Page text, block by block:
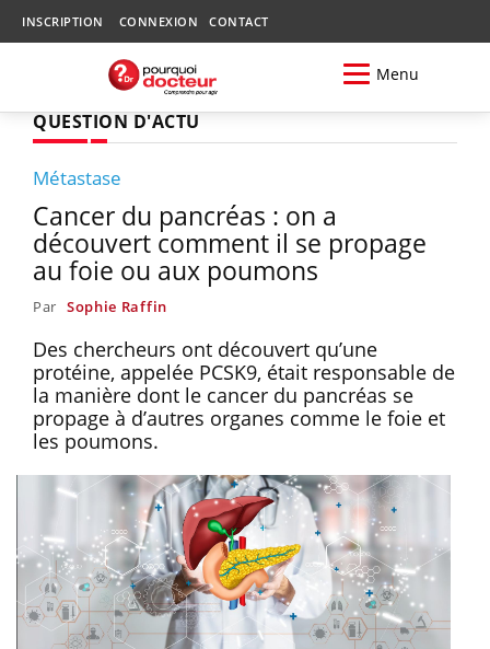
INSCRIPTION CONNEXION CONTACT
Menu
QUESTION D'ACTU
Métastase
Cancer du pancréas : on a
découvert comment il se propage
au foie ou aux poumons
Par Sophie Raffin
Des chercheurs ont découvert qu’une
protéine, appelée PCSK9, était responsable de
la manière dont le cancer du pancréas se
propage à d’autres organes comme le foie et
les poumons.